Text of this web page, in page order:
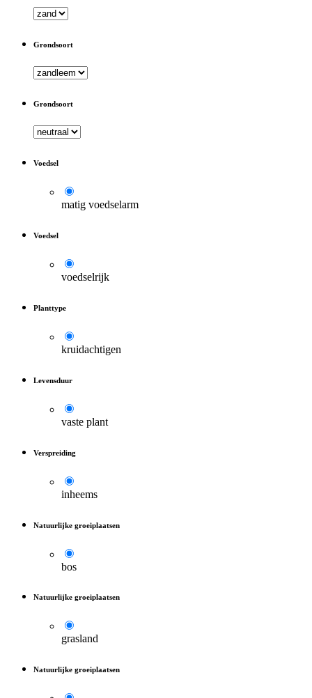
Grondsoort
Grondsoort
Voedsel
matig voedselarm
Voedsel
voedselrijk
Planttype
kruidachtigen
Levensduur
vaste plant
Verspreiding
inheems
Natuurlijke groeiplaatsen
bos
Natuurlijke groeiplaatsen
grasland
Natuurlijke groeiplaatsen